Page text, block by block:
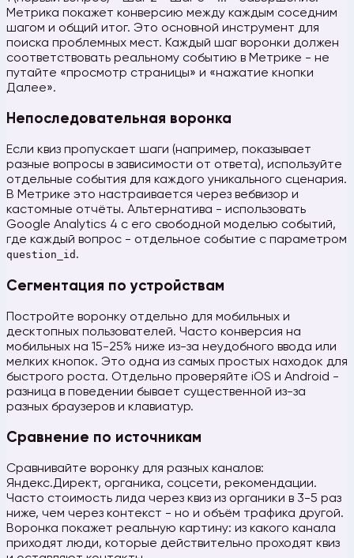
Метрика покажет конверсию между каждым соседним
шагом и общий итог. Это основной инструмент для
поиска проблемных мест. Каждый шаг воронки должен
соответствовать реальному событию в Метрике - не
путайте «просмотр страницы» и «нажатие кнопки
Далее».
Непоследовательная воронка
Если квиз пропускает шаги (например, показывает
разные вопросы в зависимости от ответа), используйте
отдельные события для каждого уникального сценария.
В Метрике это настраивается через вебвизор и
кастомные отчёты. Альтернатива - использовать
Google Analytics 4 с его свободной моделью событий,
где каждый вопрос - отдельное событие с параметром
question_id .
Сегментация по устройствам
Постройте воронку отдельно для мобильных и
десктопных пользователей. Часто конверсия на
мобильных на 15-25% ниже из-за неудобного ввода или
мелких кнопок. Это одна из самых простых находок для
быстрого роста. Отдельно проверяйте iOS и Android -
разница в поведении бывает существенной из-за
разных браузеров и клавиатур.
Сравнение по источникам
Сравнивайте воронку для разных каналов:
Яндекс.Директ, органика, соцсети, рекомендации.
Часто стоимость лида через квиз из органики в 3-5 раз
ниже, чем через контекст - но и объём трафика другой.
Воронка покажет реальную картину: из какого канала
приходят люди, которые действительно проходят квиз